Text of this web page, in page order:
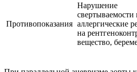
Противопоказания
Нарушение
свертываемости
аллергические
на
вещество,